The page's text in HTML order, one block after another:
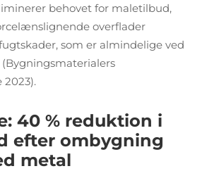
behovet for maletilbud,
overflader
som er almindelige ved
40 % reduktion i
efter ombygning
metal